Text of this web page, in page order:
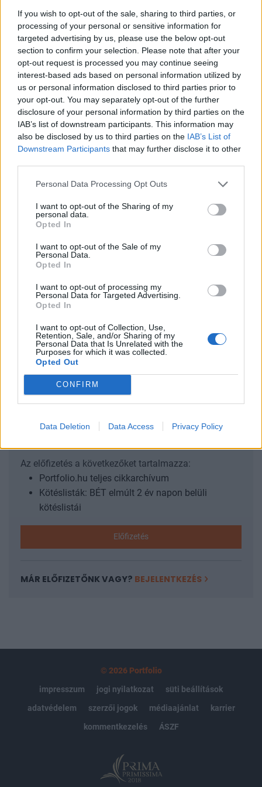
If you wish to opt-out of the sale, sharing to third parties, or
processing of your personal or sensitive information for
targeted advertising by us, please use the below opt-out
section to confirm your selection. Please note that after your
opt-out request is processed you may continue seeing
interest-based ads based on personal information utilized by
us or personal information disclosed to third parties prior to
your opt-out. You may separately opt-out of the further
disclosure of your personal information by third parties on the
IAB’s list of downstream participants. This information may
also be disclosed by us to third parties on the IAB’s List of
Downstream Participants that may further disclose it to other
Personal Data Processing Opt Outs
I want to opt-out of the Sharing of my
personal data.
Opted In
I want to opt-out of the Sale of my
Personal Data.
Opted In
I want to opt-out of processing my
Personal Data for Targeted Advertising.
Opted In
I want to opt-out of Collection, Use,
Retention, Sale, and/or Sharing of my
Personal Data that Is Unrelated with the
Purposes for which it was collected.
Opted Out
CONFIRM
Data Deletion Data Access Privacy Policy
Fejlődésgazdaságtani Szakosztálya. Az
Eurochambres felkérésére készülő európai
kutatás eddigi eredményei szerint egy
százalékpontnyi MI-adaptáció növekedés 0,28
százalékponttal emeli a vállalatok egy főre jutó
árbevételét, miközben a dél- és kelet-európai
térség – köztük Magyarország – lemaradása
tartósnak bizonyult. A szakértők kiemelték, hogy a
hazai kkv-k körében az alapvető digitalizációs
elmaradás és a biztonsági tudatosság hiánya
komoly kockázatot jelent, miközben a
mesterséges intelligencia teljes ellátási lánca
résztvevők szerint a felsőoktatásnak az
alkalmazkodóképesség és a transzferábilis
készségek fejlesztésére kell összpontosítania,
mivel a technológiai változások üteme mellett a
konkrét szaktudás gyorsan elavulhat.
Banking Technology 2026Agentic AI, fintech harc és
digitális bankolás - Technológiai és üzleti deep dive banki
topvezetőkkel! November 10-én jön a Portfolio Banking
Technology, regisztráció és részletek itt!Információ és
jelentkezés mkt blog mkt...
KEDVES OLVASÓNK!
tartozik, melynek olvasása előfizetéses
Az előfizetés a következőket tartalmazza:
Portfolio.hu teljes cikkarchívum
Kötéslisták: BÉT elmúlt 2 év napon belüli
kötéslistái
Előfizetés
MÁR ELŐFIZETŐNK VAGY? BEJELENTKEZÉS
© 2026 Portfolio
impresszum
jogi nyilatkozat
süti beállítások
adatvédelem
szerzői jogok médiaajánlat
karrier
kommentkezelés
ÁSZF